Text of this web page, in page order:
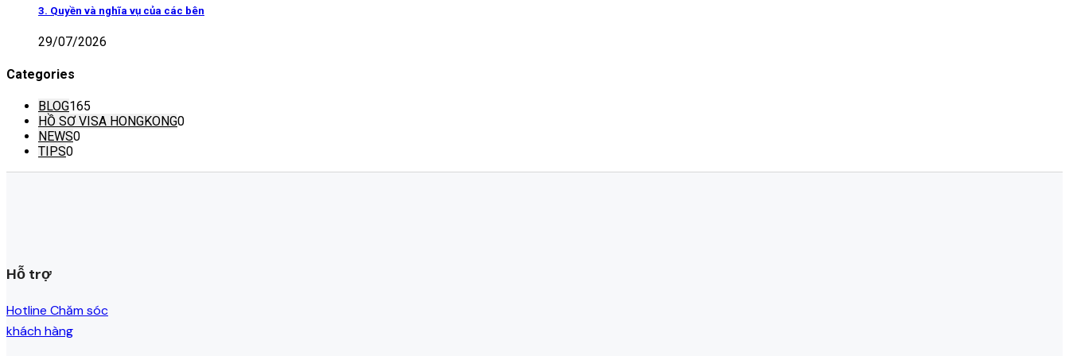
3. Quyền và nghĩa vụ của các bên
29/07/2026
Categories
BLOG165
HỒ SƠ VISA HONGKONG0
NEWS0
TIPS0
Hỗ trợ
Hotline Chăm sóc
khách hàng